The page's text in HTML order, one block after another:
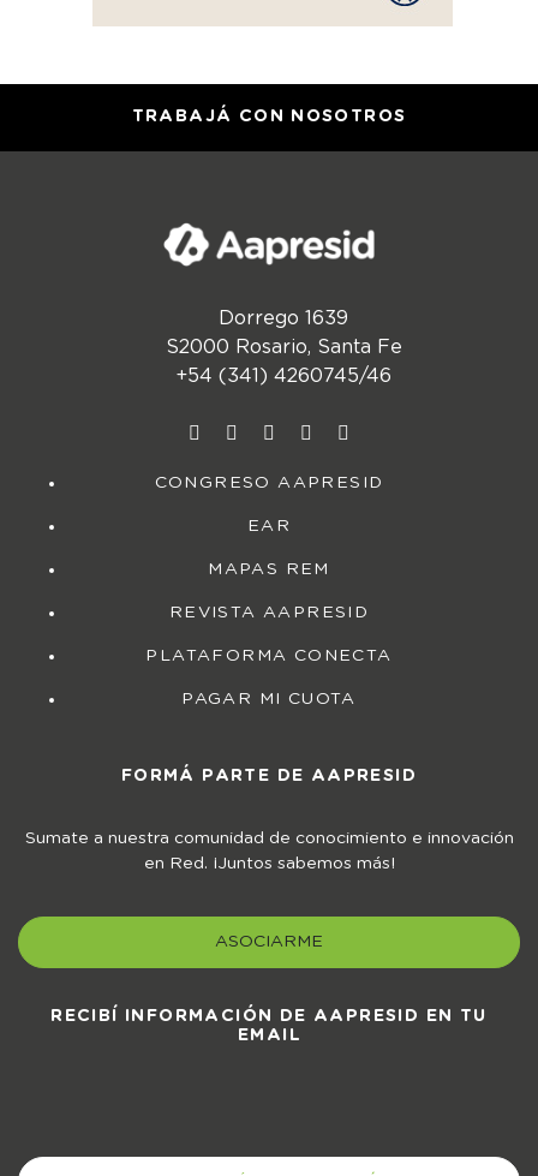
TRABAJÁ CON NOSOTROS
Dorrego 1639
S2000 Rosario, Santa Fe
+54 (341) 4260745/46
CONGRESO AAPRESID
EAR
MAPAS REM
REVISTA AAPRESID
PLATAFORMA CONECTA
PAGAR MI CUOTA
FORMÁ PARTE DE AAPRESID
Sumate a nuestra comunidad de conocimiento e innovación
en Red. ¡Juntos sabemos más!
ASOCIARME
RECIBÍ INFORMACIÓN DE AAPRESID EN TU
EMAIL